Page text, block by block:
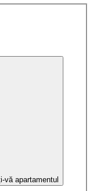
vă apartamentul